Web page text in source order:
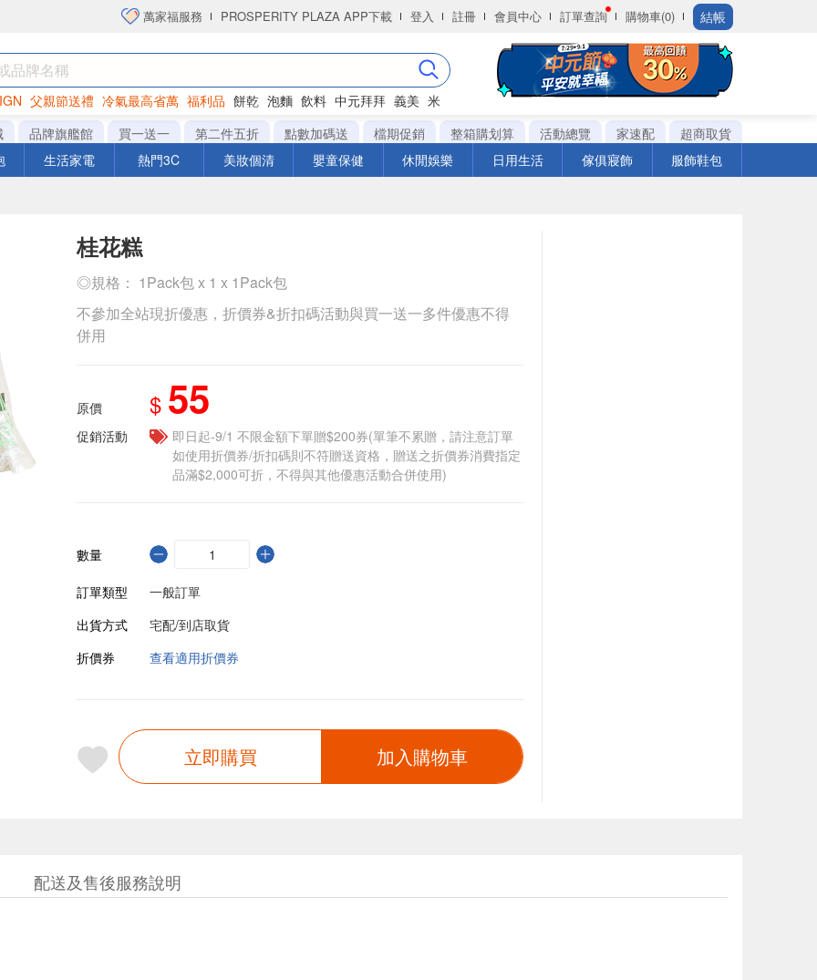
萬家福服務 PROSPERITY PLAZA APP下載 登入 註冊 會員中心 訂單查詢 購物車(0) 結帳
父親節送禮 冷氣最高省萬 福利品 餅乾 泡麵 飲料 中元拜拜 義美 米
洋芋片
品牌旗艦館 買一送一 第二件五折 點數加碼送 檔期促銷 整箱購划算 活動總覽 家速配
超商取貨
生活家電 熱門3C 美妝個清 嬰童保健 休閒娛樂 日用生活 傢俱寢飾 服飾鞋包
桂花糕
◎規格： 1Pack包 x 1 x 1Pack包
不參加全站現折優惠，折價券&折扣碼活動與買一送一多件優惠不得
併用
原價 $ 55
促銷活動
即日起-9/1 不限金額下單贈$200券(單筆不累贈，請注意訂單
如使用折價券/折扣碼則不符贈送資格，贈送之折價券消費指定
品滿$2,000可折，不得與其他優惠活動合併使用)
數量
訂單類型
一般訂單
出貨方式
宅配/到店取貨
折價券
查看適用折價券
立即購買 加入購物車
配送及售後服務說明